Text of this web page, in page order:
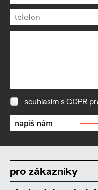
souhlasím s GDPR
pro zákazníky